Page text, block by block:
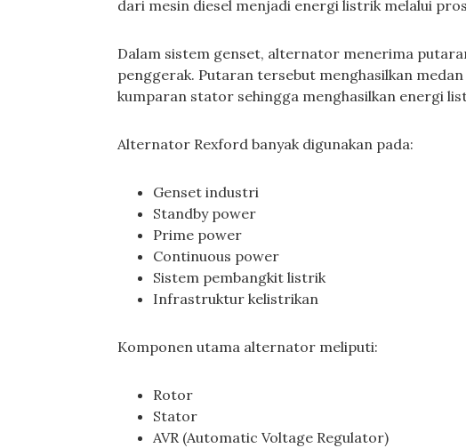
dari mesin diesel menjadi energi listrik melalui
Dalam sistem genset, alternator menerima
penggerak. Putaran tersebut menghasilkan
kumparan stator sehingga menghasilkan energi
Alternator Rexford banyak digunakan pada:
Genset industri
Standby power
Prime power
Continuous power
Sistem pembangkit listrik
Infrastruktur kelistrikan
Komponen utama alternator meliputi:
Rotor
Stator
AVR (Automatic Voltage Regulator)